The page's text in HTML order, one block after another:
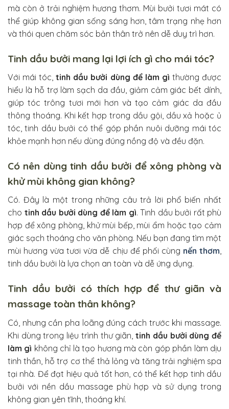
mà còn ở trải nghiệm hương thơm. Mùi bưởi tươi mát có
thể giúp không gian sống sáng hơn, tâm trạng nhẹ hơn
và thói quen chăm sóc bản thân trở nên dễ duy trì hơn.
Tinh dầu bưởi mang lại lợi ích gì cho mái tóc?
Với mái tóc,tinh dầu bưởi dùng để làm gì thường được
hiểu là hỗ trợ làm sạch da đầu, giảm cảm giác bết dính,
giúp tóc trông tươi mới hơn và tạo cảm giác da đầu
thông thoáng. Khi kết hợp trong dầu gội, dầu xả hoặc ủ
tóc, tinh dầu bưởi có thể góp phần nuôi dưỡng mái tóc
khỏe mạnh hơn nếu dùng đúng nồng độ và đều đặn.
Có nên dùng tinh dầu bưởi để xông phòng và
khử mùi không gian không?
Có. Đây là một trong những câu trả lời phổ biến nhất
cho tinh dầu bưởi dùng để làm gì. Tinh dầu bưởi rất phù
hợp để xông phòng, khử mùi bếp, mùi ẩm hoặc tạo cảm
giác sạch thoáng cho văn phòng. Nếu bạn đang tìm một
mùi hương vừa tươi vừa dễ chịu để phối cùng nến thơm,
tinh dầu bưởi là lựa chọn an toàn và dễ ứng dụng.
Tinh dầu bưởi có thích hợp để thư giãn và
massage toàn thân không?
Có, nhưng cần pha loãng đúng cách trước khi massage.
Khi dùng trong liệu trình thư giãn,tinh dầu bưởi dùng để
làm gì không chỉ là tạo hương mà còn góp phần làm dịu
tinh thần, hỗ trợ cơ thể thả lỏng và tăng trải nghiệm spa
tại nhà. Để đạt hiệu quả tốt hơn, có thể kết hợp tinh dầu
bưởi với nền dầu massage phù hợp và sử dụng trong
không gian yên tĩnh, thoáng khí.